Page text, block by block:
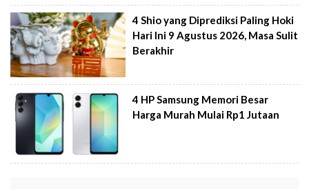
4 Shio yang Diprediksi Paling Hoki
Hari Ini 9 Agustus 2026, Masa Sulit
Berakhir
4 HP Samsung Memori Besar
Harga Murah Mulai Rp1 Jutaan